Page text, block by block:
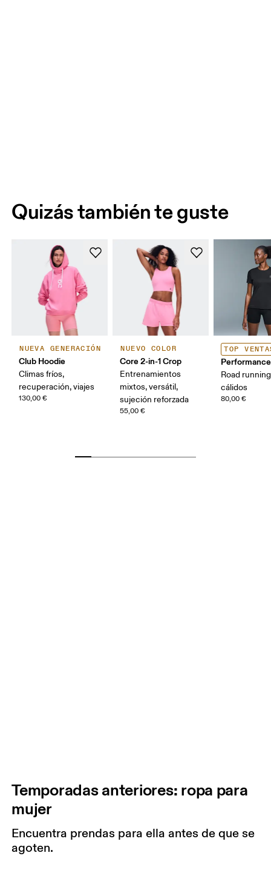
Quizás también te guste
NUEVA GENERACIÓN
Club Hoodie
Climas fríos,
recuperación, viajes
130,00 €
NUEVO COLOR
Core 2-in-1 Crop
Entrenamientos
mixtos, versátil,
sujeción reforzada
55,00 €
TOP
Road
cálidos
80,00 €
Temporadas anteriores: ropa para
mujer
Encuentra prendas para ella antes de que se
agoten.